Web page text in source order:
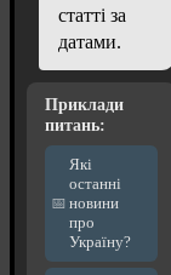
статті за
датами.
Приклади
питань:
Які
останні
новини
про
Україну?